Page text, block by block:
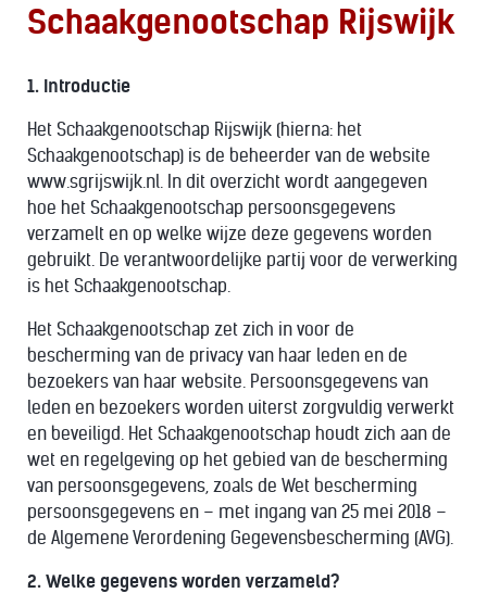
Schaakgenootschap Rijswijk
1. Introductie
Het Schaakgenootschap Rijswijk (hierna: het
Schaakgenootschap) is de beheerder van de website
www.sgrijswijk.nl. In dit overzicht wordt aangegeven
hoe het Schaakgenootschap persoonsgegevens
verzamelt en op welke wijze deze gegevens worden
gebruikt. De verantwoordelijke partij voor de verwerking
is het Schaakgenootschap.
Het Schaakgenootschap zet zich in voor de
bescherming van de privacy van haar leden en de
bezoekers van haar website. Persoonsgegevens van
leden en bezoekers worden uiterst zorgvuldig verwerkt
en beveiligd. Het Schaakgenootschap houdt zich aan de
wet en regelgeving op het gebied van de bescherming
van persoonsgegevens, zoals de Wet bescherming
persoonsgegevens en – met ingang van 25 mei 2018 –
de Algemene Verordening Gegevensbescherming (AVG).
2. Welke gegevens worden verzameld?